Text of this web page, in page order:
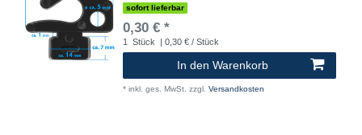
sofort lieferbar
0,30 € *
1 Stück | 0,30 € / Stück
In den Warenkorb
* inkl. ges. MwSt. zzgl. Versandkosten